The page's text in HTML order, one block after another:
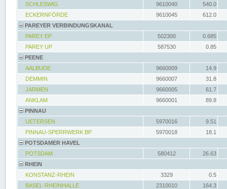
SCHLESWIG
9610040
540.0
ECKERNFÖRDE
9610045
612.0
PAREYER VERBINDUNGSKANAL
PAREY EP
502300
0.685
PAREY UP
587530
0.85
PEENE
AALBUDE
9660009
14.9
DEMMIN
9660007
31.8
JARMEN
9660005
61.7
ANKLAM
9660001
89.8
PINNAU
UETERSEN
5970016
9.51
PINNAU-SPERRWERK BP
5970018
18.1
POTSDAMER HAVEL
POTSDAM
580412
26.63
RHEIN
KONSTANZ-RHEIN
3329
0.5
BASEL-RHEINHALLE
2310010
164.3